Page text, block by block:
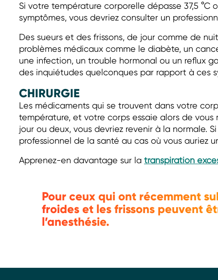
Si votre température corporelle dépasse 37,5 °C
symptômes, vous devriez consulter un
Des sueurs et des frissons, de jour comme de
problèmes médicaux comme le diabète, un
une infection, un trouble hormonal ou un reflux
des inquiétudes quelconques par rapport à ces
CHIRURGIE
Les médicaments qui se trouvent dans votre
température, et votre corps essaie alors de vous
jour ou deux, vous devriez revenir à la normale.
professionnel de la santé au cas où vous auriez
Apprenez-en davantage sur la transpiration
Pour ceux qui ont récemment
froides et les frissons peuvent
l’anesthésie.